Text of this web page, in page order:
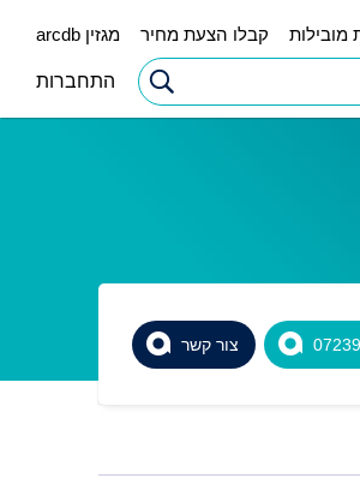
מובילות קבלו הצעת מחיר מגזין arcdb
התחברות
צור קשר